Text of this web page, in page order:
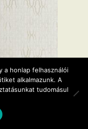
vlies dekor tapéta
a honlap felhasználói
alkalmazunk. A
tudomásul